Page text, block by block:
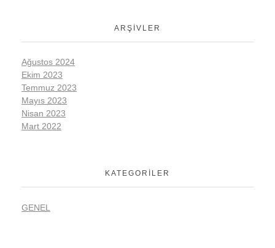
ARŞIVLER
Ağustos 2024
Ekim 2023
Temmuz 2023
Mayıs 2023
Nisan 2023
Mart 2022
KATEGORILER
GENEL